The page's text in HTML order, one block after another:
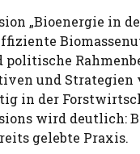
„Bioenergie in
und Strategien
in der
wird deutlich:
gelebte Praxis.